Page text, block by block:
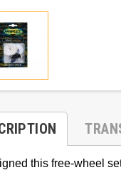
this free-wheel